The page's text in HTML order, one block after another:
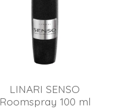
LINARI SENSO
Roomspray 100 ml